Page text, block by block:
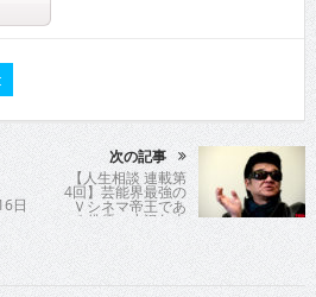
日
次の記事
【人生相談 連載第
4回】芸能界最強の
Ｖシネマ帝王であ
る俳優の小沢仁志
氏が時に優しく、
時に厳しく歯切れ
よく人生指南！